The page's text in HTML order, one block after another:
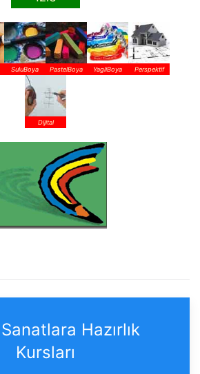
SuluBoya PastelBoya YagliBoya Perspektif
Dijital
Hazırlık
Kursları